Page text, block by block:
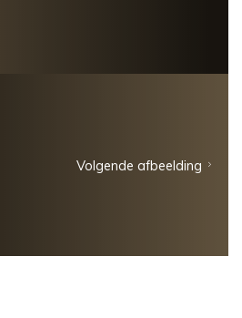
Volgende afbeelding